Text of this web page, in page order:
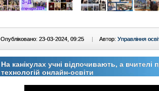
Опубліковано: 23-03-2024, 09:25 | Автор: Управління
На канікулах учні відпочивають, а вчителі
технологій онлайн-освіти